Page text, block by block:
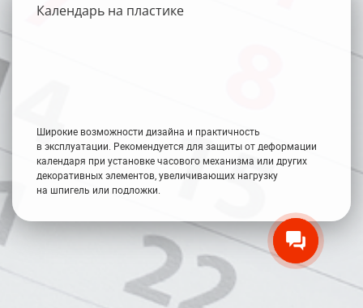
Календарь на пластике
Широкие возможности дизайна и практичность
в эксплуатации. Рекомендуется для защиты от деформации
календаря при установке часового механизма или других
декоративных элементов, увеличивающих нагрузку
на шпигель или подложки.